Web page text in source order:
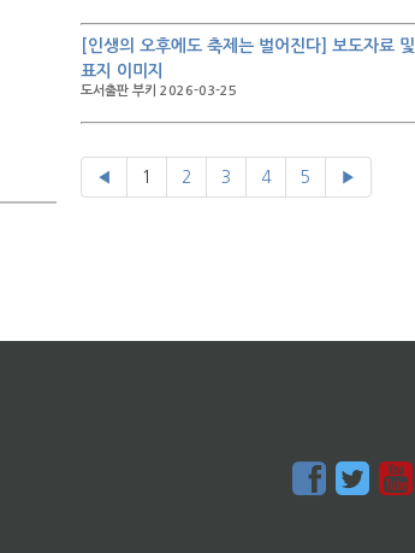
[인생의 오후에도 축제는 벌어진다] 보도자료 및
표지 이미지
도서출판 부키 2026-03-25
◀ 1 2 3 4 5 ▶